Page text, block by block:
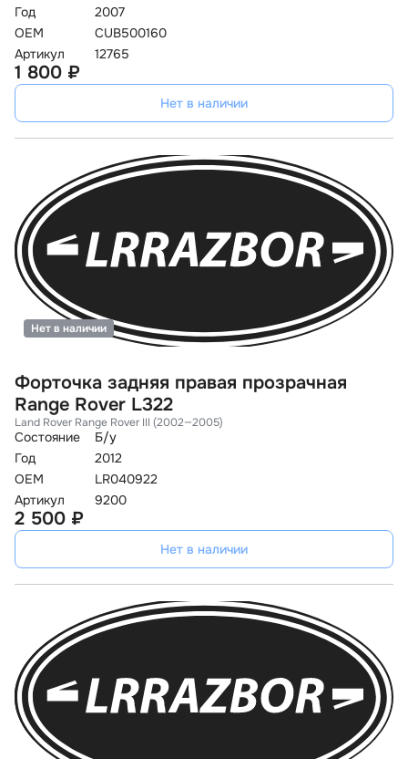
Год
2007
OEM
CUB500160
Артикул
12765
1 800 ₽
Нет в наличии
Форточка задняя правая прозрачная
Range Rover L322
Land Rover Range Rover III (2002—2005)
Состояние
Б/у
Год
2012
OEM
LR040922
Артикул
9200
Нет в наличии
2 500 ₽
Нет в наличии